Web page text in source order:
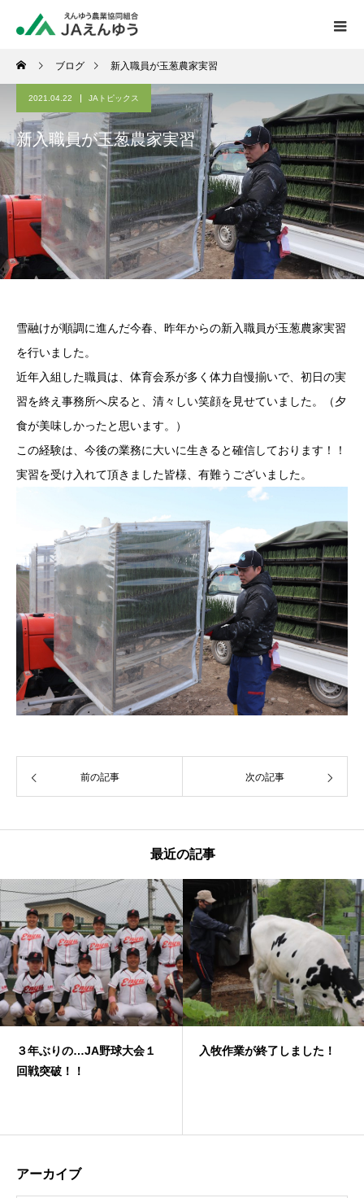
ブログ 新入職員が玉葱農家実習
2021.04.22 JAトピックス
新入職員が玉葱農家実習
雪融けが順調に進んだ今春、昨年からの新入職員が玉葱農家実習
を行いました。
近年入組した職員は、体育会系が多く体力自慢揃いで、初日の実
習を終え事務所へ戻ると、清々しい笑顔を見せていました。（夕
食が美味しかったと思います。）
この経験は、今後の業務に大いに生きると確信しております！！
実習を受け入れて頂きました皆様、有難うございました。
前の記事 次の記事
最近の記事
３年ぶりの…JA野球大会１
回戦突破！！
入牧作業が終了しました！
アーカイブ